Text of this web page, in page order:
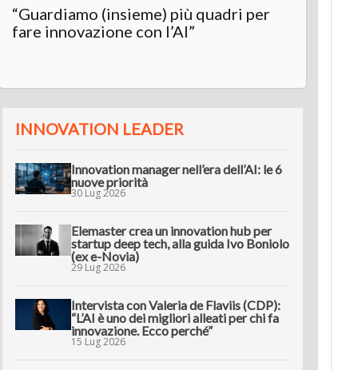
“Guardiamo (insieme) più quadri per
fare innovazione con l’AI”
INNOVATION LEADER
Innovation manager nell’era dell’AI: le 6
nuove priorità
30 Lug 2026
Elemaster crea un innovation hub per
startup deep tech, alla guida Ivo Boniolo
(ex e-Novia)
29 Lug 2026
Intervista con Valeria de Flaviis (CDP):
“L’AI è uno dei migliori alleati per chi fa
innovazione. Ecco perché”
15 Lug 2026